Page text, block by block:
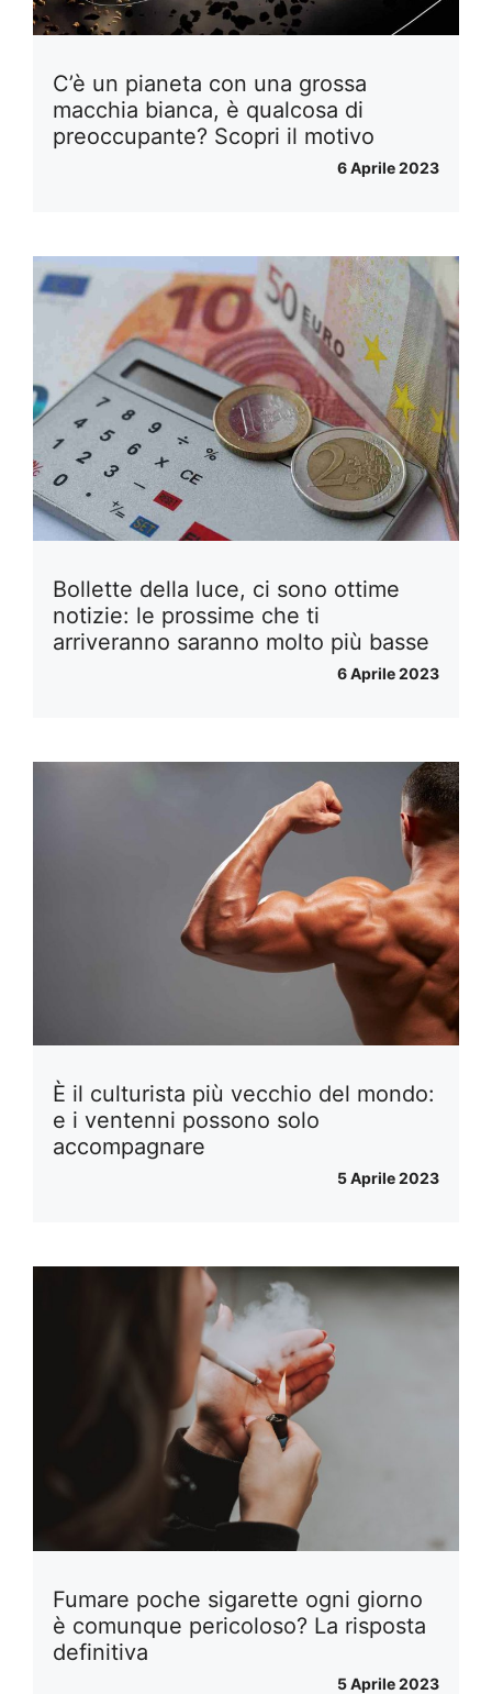
C’è un pianeta con una grossa
macchia bianca, è qualcosa di
preoccupante? Scopri il motivo
6 Aprile 2023
Bollette della luce, ci sono ottime
notizie: le prossime che ti
arriveranno saranno molto più basse
6 Aprile 2023
È il culturista più vecchio del mondo:
e i ventenni possono solo
accompagnare
5 Aprile 2023
Fumare poche sigarette ogni giorno
è comunque pericoloso? La risposta
definitiva
5 Aprile 2023